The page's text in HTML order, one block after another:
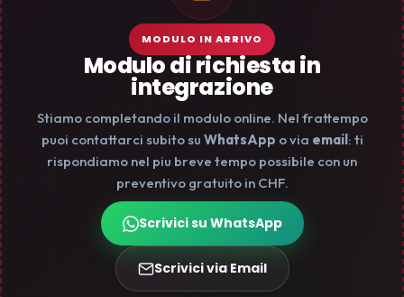
MODULO IN ARRIVO
Modulo di richiesta in
integrazione
Stiamo completando il modulo online. Nel frattempo
puoi contattarci subito su WhatsApp o via email : ti
rispondiamo nel piu breve tempo possibile con un
preventivo gratuito in CHF.
Scrivici su WhatsApp
Scrivici via Email